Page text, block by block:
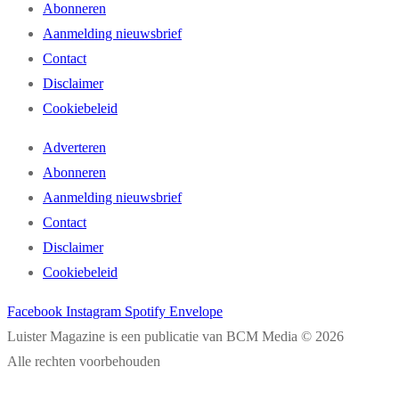
Abonneren
Aanmelding nieuwsbrief
Contact
Disclaimer
Cookiebeleid
Adverteren
Abonneren
Aanmelding nieuwsbrief
Contact
Disclaimer
Cookiebeleid
Facebook Instagram Spotify Envelope
Luister Magazine is een publicatie van BCM Media © 2026
Alle rechten voorbehouden